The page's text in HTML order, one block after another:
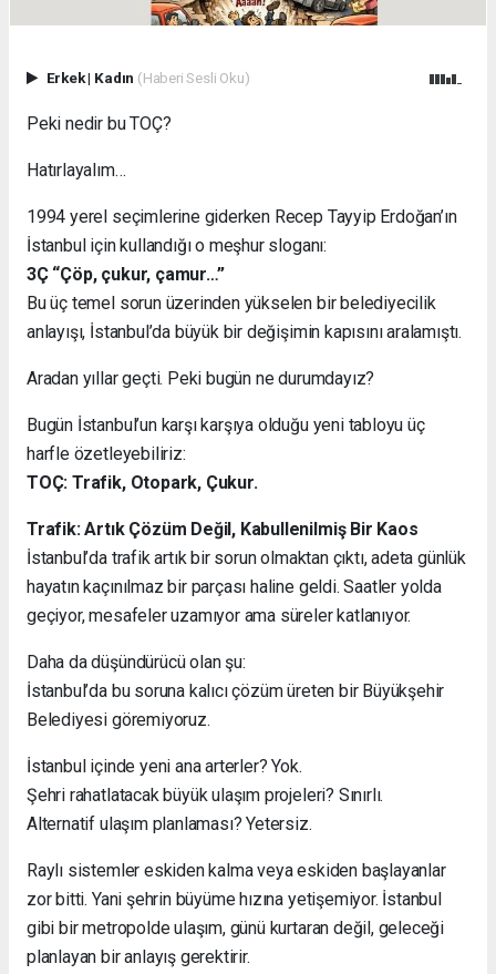
Erkek| Kadın (Haberi Sesli Oku)
Peki nedir bu TOÇ?
Hatırlayalım…
1994 yerel seçimlerine giderken Recep Tayyip Erdoğan’ın
İstanbul için kullandığı o meşhur sloganı:
3Ç “Çöp, çukur, çamur…”
Bu üç temel sorun üzerinden yükselen bir belediyecilik
anlayışı, İstanbul’da büyük bir değişimin kapısını aralamıştı.
Aradan yıllar geçti. Peki bugün ne durumdayız?
Bugün İstanbul’un karşı karşıya olduğu yeni tabloyu üç
harfle özetleyebiliriz:
TOÇ: Trafik, Otopark, Çukur.
Trafik: Artık Çözüm Değil, Kabullenilmiş Bir Kaos
İstanbul’da trafik artık bir sorun olmaktan çıktı, adeta günlük
hayatın kaçınılmaz bir parçası haline geldi. Saatler yolda
geçiyor, mesafeler uzamıyor ama süreler katlanıyor.
Daha da düşündürücü olan şu:
İstanbul’da bu soruna kalıcı çözüm üreten bir Büyükşehir
Belediyesi göremiyoruz.
İstanbul içinde yeni ana arterler? Yok.
Şehri rahatlatacak büyük ulaşım projeleri? Sınırlı.
Alternatif ulaşım planlaması? Yetersiz.
Raylı sistemler eskiden kalma veya eskiden başlayanlar
zor bitti. Yani şehrin büyüme hızına yetişemiyor. İstanbul
gibi bir metropolde ulaşım, günü kurtaran değil, geleceği
planlayan bir anlayış gerektirir.